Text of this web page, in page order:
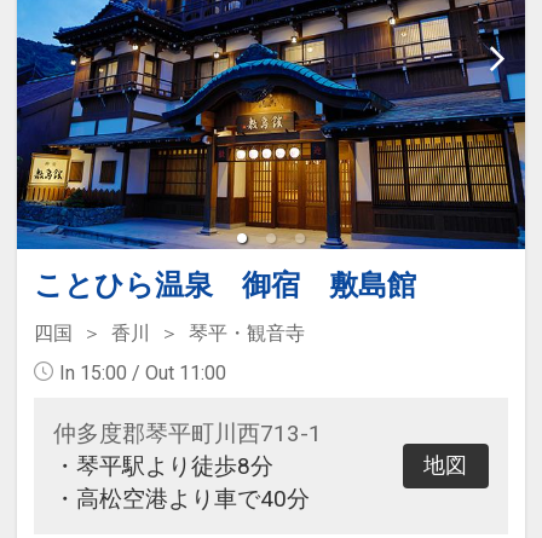
ことひら温泉 御宿 敷島館
四国 香川
琴平・観音寺
In 15:00 / Out 11:00
仲多度郡琴平町川西713-1
・琴平駅より徒歩8分
・高松空港より車で40分
地図